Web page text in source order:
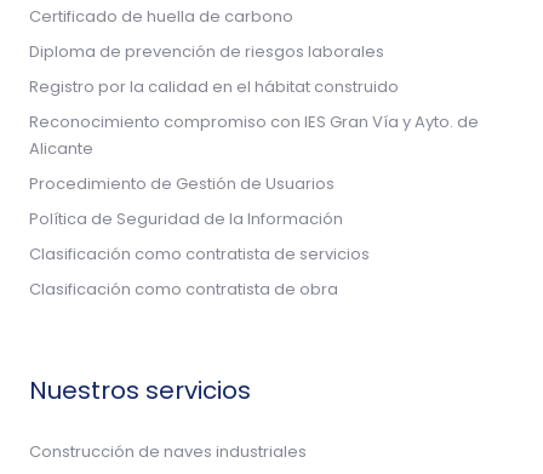
Certificado de huella de carbono
Diploma de prevención de riesgos laborales
Registro por la calidad en el hábitat construido
Reconocimiento compromiso con IES Gran Vía y Ayto. de
Alicante
Procedimiento de Gestión de Usuarios
Política de Seguridad de la Información
Clasificación como contratista de servicios
Clasificación como contratista de obra
Nuestros servicios
Construcción de naves industriales